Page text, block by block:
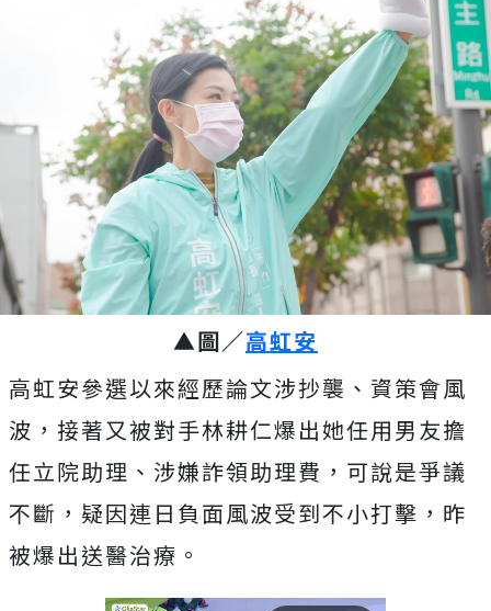
▲圖／高虹安
高虹安參選以來經歷論文涉抄襲、資策會風
波，接著又被對手林耕仁爆出她任用男友擔
任立院助理、涉嫌詐領助理費，可說是爭議
不斷，疑因連日負面風波受到不小打擊，昨
被爆出送醫治療。